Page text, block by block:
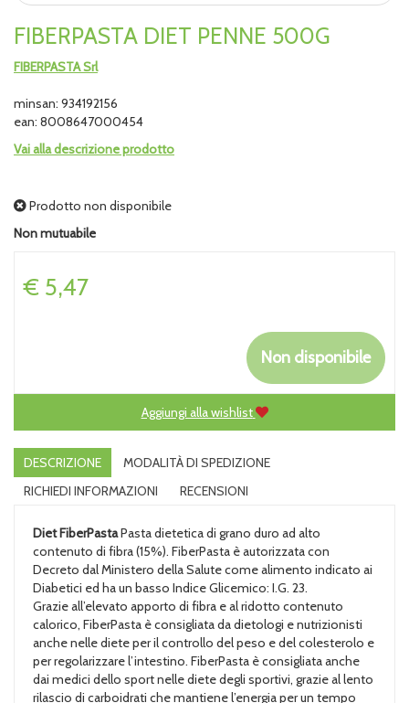
FIBERPASTA DIET PENNE 500G
FIBERPASTA Srl
minsan: 934192156
ean: 8008647000454
Vai alla descrizione prodotto
Prodotto non disponibile
Non mutuabile
Prezzo
€ 5,47
Non disponibile
Aggiungi alla wishlist
DESCRIZIONE
MODALITÀ DI SPEDIZIONE
RICHIEDI INFORMAZIONI
RECENSIONI
Diet FiberPastaPasta dietetica di grano duro ad alto
contenuto di fibra (15%). FiberPasta è autorizzata con
Decreto dal Ministero della Salute come alimento indicato ai
Diabetici ed ha un basso Indice Glicemico: I.G. 23.
Grazie all’elevato apporto di fibra e al ridotto contenuto
calorico, FiberPasta è consigliata da dietologi e nutrizionisti
anche nelle diete per il controllo del peso e del colesterolo e
per regolarizzare l’intestino. FiberPasta è consigliata anche
dai medici dello sport nelle diete degli sportivi, grazie al lento
rilascio di carboidrati che mantiene l’energia per un tempo